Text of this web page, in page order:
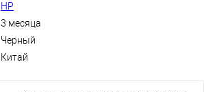
HP
3 месяца
Черный
Китай